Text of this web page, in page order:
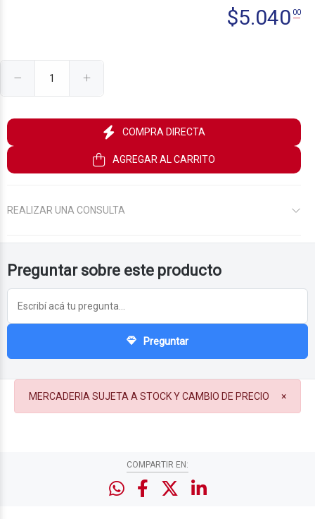
$5.040 00
COMPRA DIRECTA
AGREGAR AL CARRITO
REALIZAR UNA CONSULTA
Preguntar sobre este producto
Preguntar
MERCADERIA SUJETA A STOCK Y CAMBIO DE PRECIO ×
COMPARTIR EN: